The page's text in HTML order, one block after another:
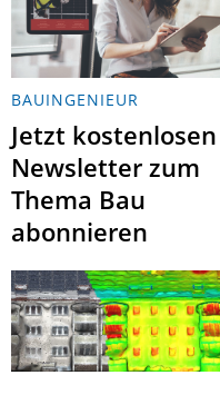
BAUINGENIEUR
Jetzt kostenlosen
Newsletter zum
Thema Bau
abonnieren